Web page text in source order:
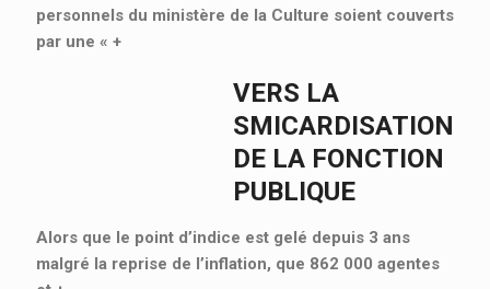
personnels du ministère de la Culture soient couverts
par une « +
VERS LA
SMICARDISATION
DE LA FONCTION
PUBLIQUE
Alors que le point d’indice est gelé depuis 3 ans
malgré la reprise de l’inflation, que 862 000 agentes